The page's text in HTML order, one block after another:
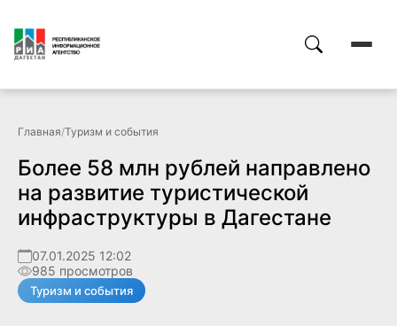
Главная/Туризм и события
Более 58 млн рублей направлено
на развитие туристической
инфраструктуры в Дагестане
07.01.2025 12:02
985 просмотров
Туризм и события